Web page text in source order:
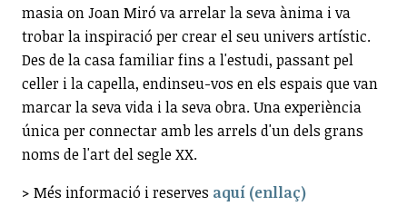
masia on Joan Miró va arrelar la seva ànima i va
trobar la inspiració per crear el seu univers artístic.
Des de la casa familiar fins a l'estudi, passant pel
celler i la capella, endinseu-vos en els espais que van
marcar la seva vida i la seva obra. Una experiència
única per connectar amb les arrels d'un dels grans
noms de l'art del segle XX.
> Més informació i reserves aquí (enllaç)